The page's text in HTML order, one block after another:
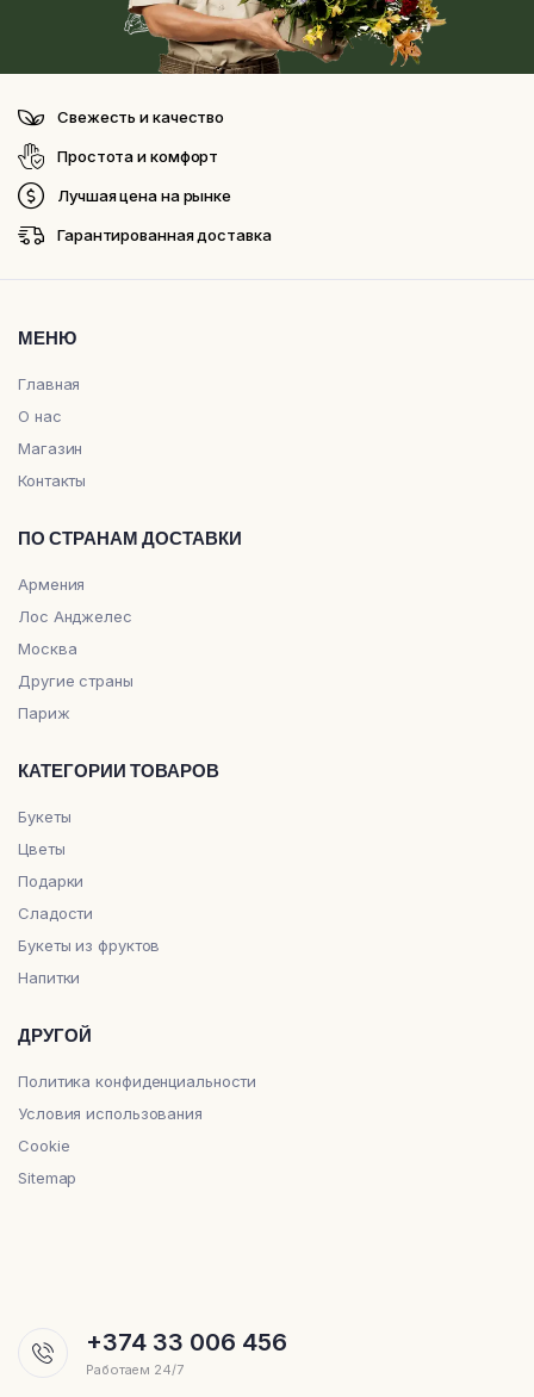
Свежесть и качество
Простота и комфорт
Лучшая цена на рынке
Гарантированная доставка
МЕНЮ
Главная
О нас
Магазин
Контакты
ПО СТРАНАМ ДОСТАВКИ
Армения
Лос Анджелес
Москва
Другие страны
Париж
КАТЕГОРИИ ТОВАРОВ
Букеты
Цветы
Подарки
Сладости
Букеты из фруктов
Напитки
ДРУГОЙ
Политика конфиденциальности
Условия использования
Cookie
Sitemap
+374 33 006 456
Работаем 24/7